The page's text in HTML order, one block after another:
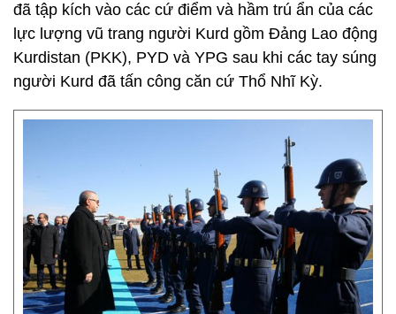
đã tập kích vào các cứ điểm và hầm trú ẩn của các
lực lượng vũ trang người Kurd gồm Đảng Lao động
Kurdistan (PKK), PYD và YPG sau khi các tay súng
người Kurd đã tấn công căn cứ Thổ Nhĩ Kỳ.